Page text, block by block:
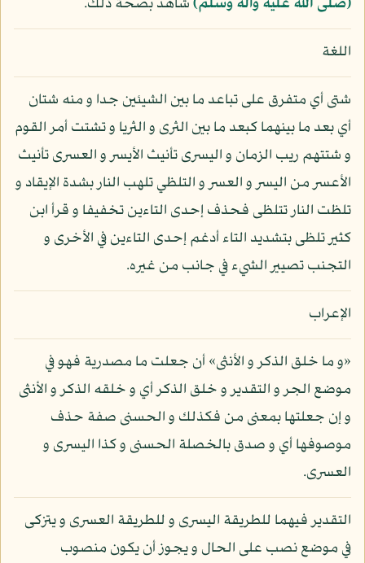
(صلى الله عليه وآله وسلم)شاهد بصحة ذلك.
اللغة
شتى أي متفرق على تباعد ما بين الشيئين جدا و منه شتان
أي بعد ما بينهما كبعد ما بين الثرى و الثريا و تشتت أمر القوم
و شتتهم ريب الزمان و اليسرى تأنيث الأيسر و العسرى تأنيث
الأعسر من اليسر و العسر و التلظي تلهب النار بشدة الإيقاد و
تلظت النار تتلظى فحذف إحدى التاءين تخفيفا و قرأ ابن
كثير تلظى بتشديد التاء أدغم إحدى التاءين في الأخرى و
التجنب تصيير الشيء في جانب من غيره.
الإعراب
«و ما خلق الذكر و الأنثى» أن جعلت ما مصدرية فهو في
موضع الجر و التقدير و خلق الذكر أي و خلقه الذكر و الأنثى
و إن جعلتها بمعنى من فكذلك و الحسنى صفة حذف
موصوفها أي و صدق بالخصلة الحسنى و كذا اليسرى و
العسرى.
التقدير فيهما للطريقة اليسرى و للطريقة العسرى و يتزكى
في موضع نصب على الحال و يجوز أن يكون منصوب